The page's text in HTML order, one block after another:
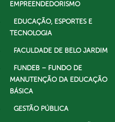
EMPREENDEDORISMO
EDUCAÇÃO, ESPORTES E
TECNOLOGIA
FACULDADE DE BELO JARDIM
FUNDEB – FUNDO DE
MANUTENÇÃO DA EDUCAÇÃO
BÁSICA
GESTÃO PÚBLICA